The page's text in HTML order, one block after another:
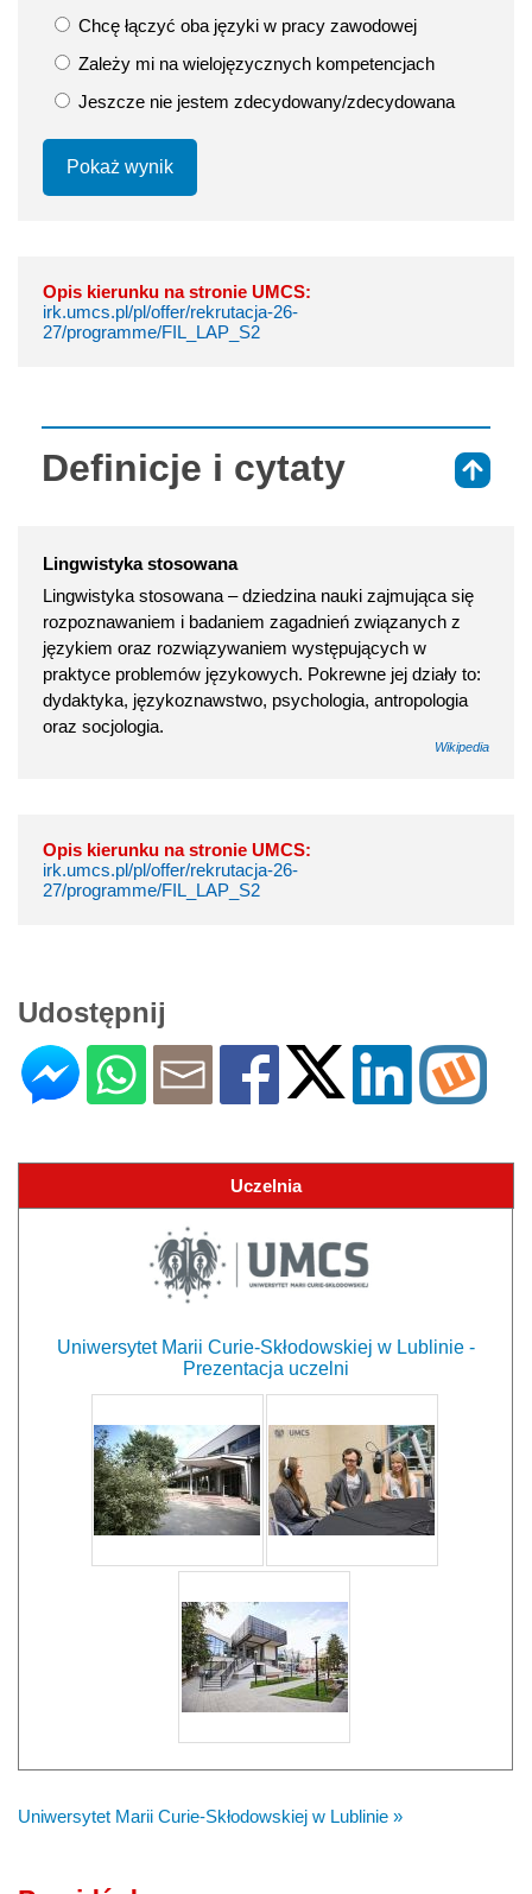
Chcę łączyć oba języki w pracy zawodowej
Zależy mi na wielojęzycznych kompetencjach
Jeszcze nie jestem zdecydowany/zdecydowana
Pokaż wynik
Opis kierunku na stronie UMCS:
irk.umcs.pl/pl/offer/rekrutacja-26-
27/programme/FIL_LAP_S2
Definicje i cytaty
Lingwistyka stosowana
Lingwistyka stosowana – dziedzina nauki zajmująca się
rozpoznawaniem i badaniem zagadnień związanych z
językiem oraz rozwiązywaniem występujących w
praktyce problemów językowych. Pokrewne jej działy to:
dydaktyka, językoznawstwo, psychologia, antropologia
oraz socjologia.
Wikipedia
Opis kierunku na stronie UMCS:
irk.umcs.pl/pl/offer/rekrutacja-26-
27/programme/FIL_LAP_S2
Udostępnij
Uczelnia
Uniwersytet Marii Curie-Skłodowskiej w Lublinie -
Prezentacja uczelni
Uniwersytet Marii Curie-Skłodowskiej w Lublinie »